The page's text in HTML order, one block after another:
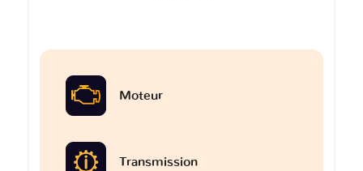
Moteur
Transmission